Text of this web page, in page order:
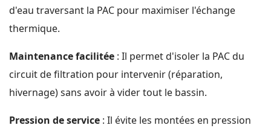
d'eau traversant la PAC pour maximiser l'échange
thermique.
Maintenance facilitée : Il permet d'isoler la PAC du
circuit de filtration pour intervenir (réparation,
hivernage) sans avoir à vider tout le bassin.
Pression de service : Il évite les montées en pression